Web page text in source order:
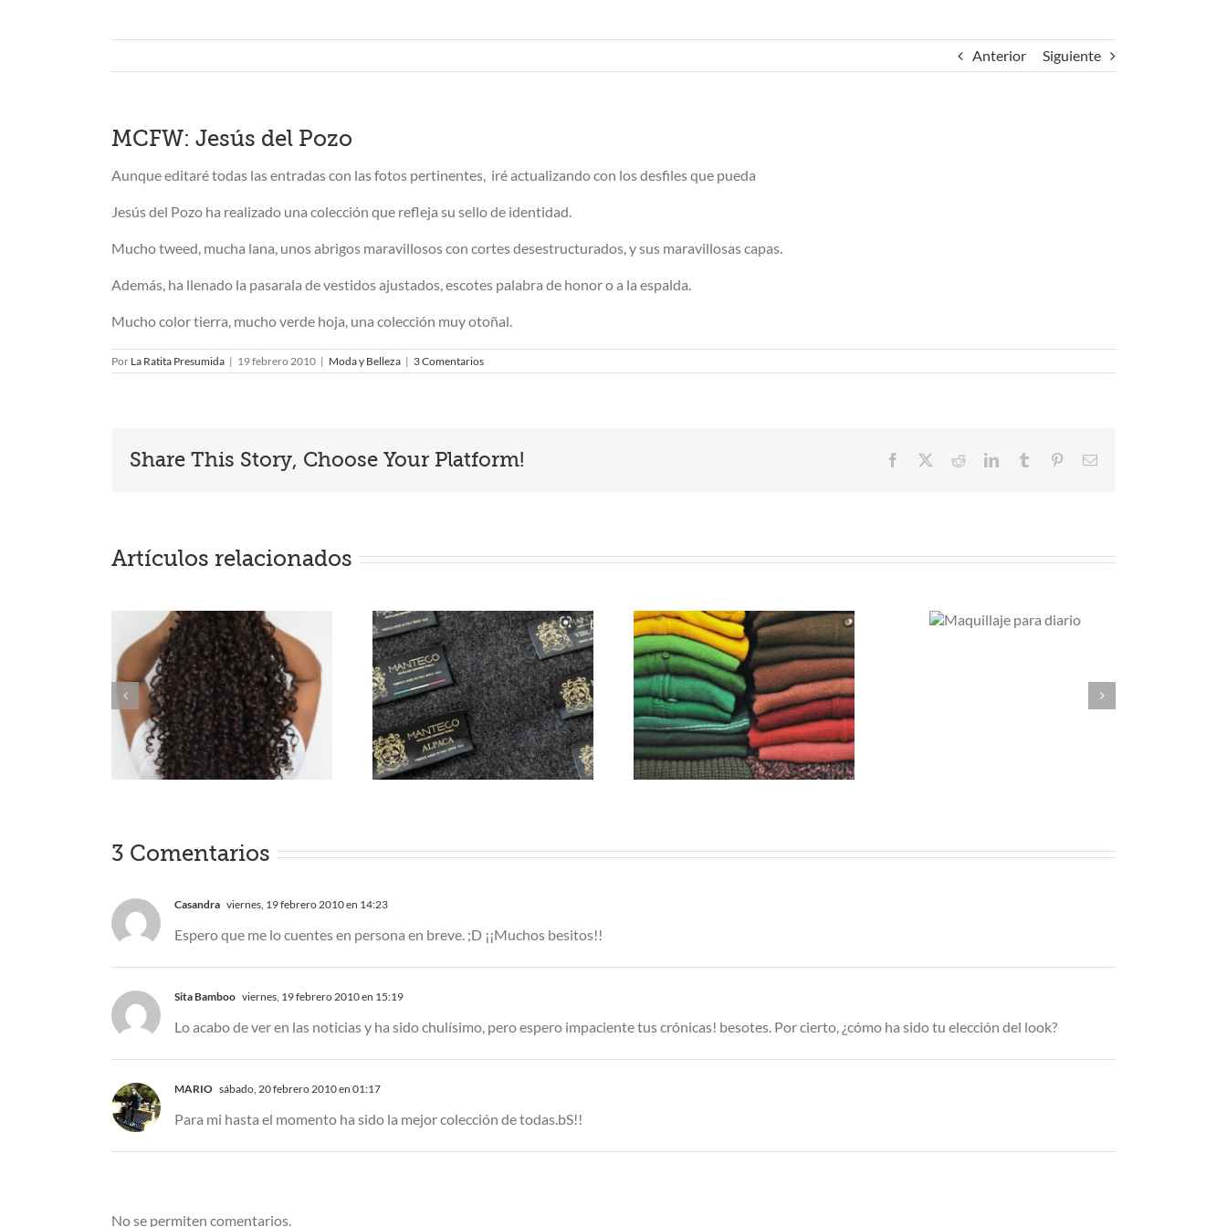
Anterior Siguiente
MCFW: Jesús del Pozo
Aunque editaré todas las entradas con las fotos pertinentes, iré actualizando con los desfiles que pueda
Jesús del Pozo ha realizado una colección que refleja su sello de identidad.
Mucho tweed, mucha lana, unos abrigos maravillosos con cortes desestructurados, y sus maravillosas capas.
Además, ha llenado la pasarala de vestidos ajustados, escotes palabra de honor o a la espalda.
Mucho color tierra, mucho verde hoja, una colección muy otoñal.
Por La Ratita Presumida | 19 febrero 2010 | Moda y Belleza | 3 Comentarios
Share This Story, Choose Your Platform! Facebook RedditLinkedInTumblr PinterestCorreo
Artículos relacionados
Cuatro productos
de lujo pero low
cost
Las no rebajas
Maquillaje
para diario
Soy una mujer
3 Comentarios
Casandra viernes, 19 febrero 2010 en 14:23
Espero que me lo cuentes en persona en breve. ;D ¡¡Muchos besitos!!
Sita Bamboo viernes, 19 febrero 2010 en 15:19
Lo acabo de ver en las noticias y ha sido chulísimo, pero espero impaciente tus crónicas! besotes. Por cierto, ¿cómo ha sido tu elección del look?
MARIO sábado, 20 febrero 2010 en 01:17
Para mi hasta el momento ha sido la mejor colección de todas.bS!!
No se permiten comentarios.